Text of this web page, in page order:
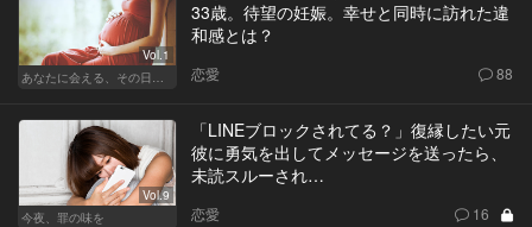
Vol.1
33歳。待望の妊娠。幸せと同時に訪れた違
和感とは？
恋愛 88
Vol.9
今夜、罪の味を
「LINEブロックされてる？」復縁したい元
彼に勇気を出してメッセージを送ったら、
未読スルーされ…
恋愛 16